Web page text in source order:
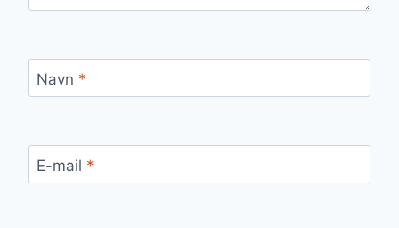
Navn *
E-mail *